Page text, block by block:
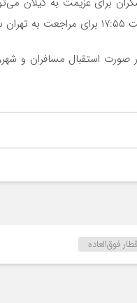
نفر اعلام و اظهار: در صورت استقبال
قطار فوق‌العاده